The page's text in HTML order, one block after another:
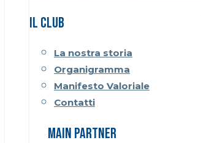
Il CLUB
La nostra storia
Organigramma
Manifesto Valoriale
Contatti
Main Partner